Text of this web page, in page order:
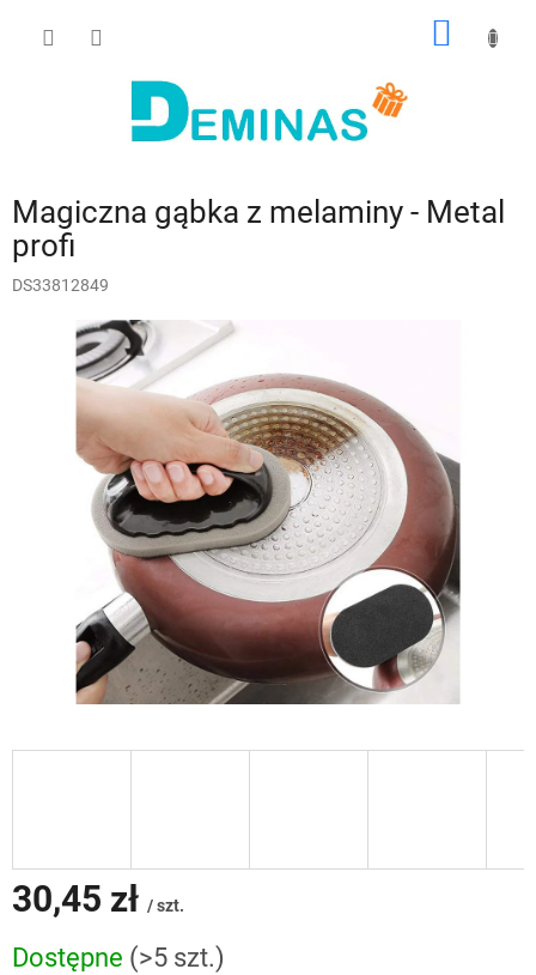
Magiczna gąbka z melaminy - Metal
profi
DS33812849
30,45 zł / szt.
jednostkowa:
Dostępne (>5 szt.)